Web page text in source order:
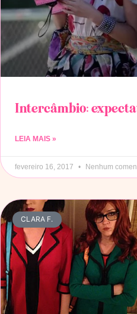
Intercâmbio:
LEIA MAIS »
fevereiro 16, 2017 Nenhum
CLARA F.